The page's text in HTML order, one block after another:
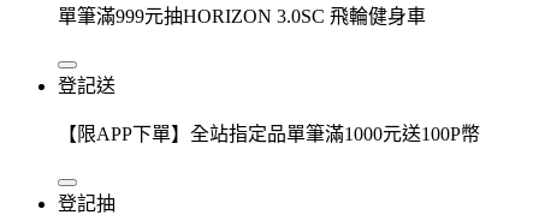
單筆滿999元抽HORIZON 3.0SC 飛輪健身車
登記送
【限APP下單】全站指定品單筆滿1000元送100P幣
登記抽